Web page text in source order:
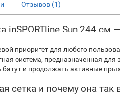
Отзывов (1)
inSPORTline Sun 244
приоритет для любого
система, предназначенная
батут и продолжать активные
сетка и почему она так